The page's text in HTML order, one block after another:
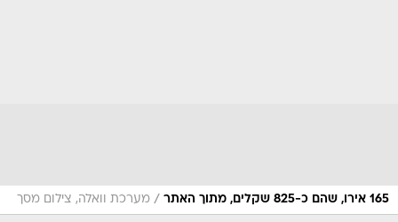
165 אירו, שהם כ-825 שקלים, מתוך האתר / מערכת וואלה, צילום מסך